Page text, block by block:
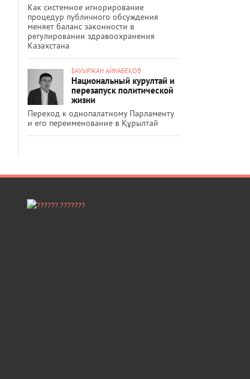
Как системное игнорирование
процедур публичного обсуждения
меняет баланс законности в
регулировании здравоохранения
Казахстана
БАУЫРЖАН АЙНАБЕКОВ
Национальный курултай и
перезапуск политической
жизни
Переход к однопалатному Парламенту
и его переименование в Құрылтай